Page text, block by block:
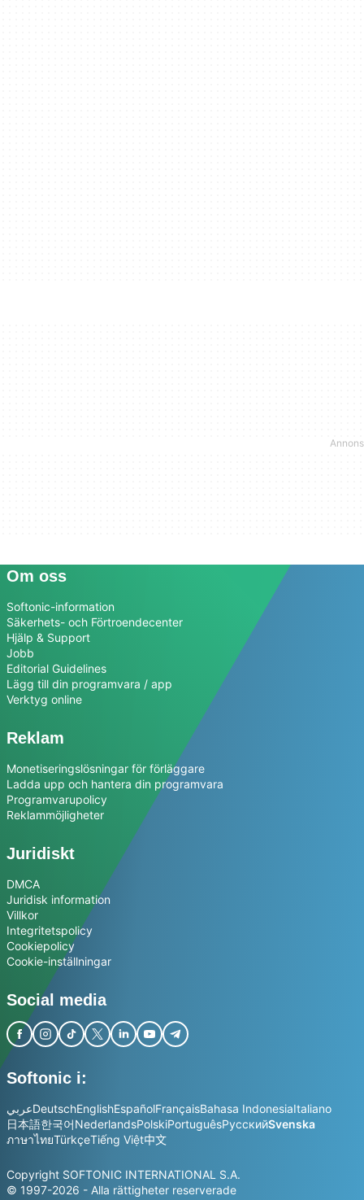
Om oss
Softonic-information
Säkerhets- och Förtroendecenter
Hjälp & Support
Jobb
Editorial Guidelines
Lägg till din programvara / app
Verktyg online
Reklam
Monetiseringslösningar för förläggare
Ladda upp och hantera din programvara
Programvarupolicy
Reklammöjligheter
Juridiskt
DMCA
Juridisk information
Villkor
Integritetspolicy
Cookiepolicy
Cookie-inställningar
Social media
Softonic i:
عربيDeutschEnglishEspañolFrançaisBahasa IndonesiaItaliano
日本語한국어NederlandsPolskiPortuguêsРусскийSvenska
ภาษาไทยTürkçeTiếng Việt中文
Copyright SOFTONIC INTERNATIONAL S.A.
© 1997-2026 - Alla rättigheter reserverade